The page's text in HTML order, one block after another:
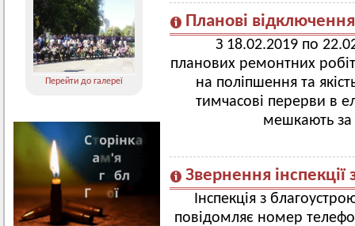
Перейти до галереї
Планові
З 18.02.2019 по
планових ремонтних
на поліпшення та
тимчасові перерви в
мешкають
Звернення інспекції
Інспекція з
повідомляє номер